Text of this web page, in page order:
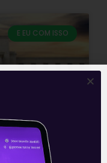
E EU COM ISSO